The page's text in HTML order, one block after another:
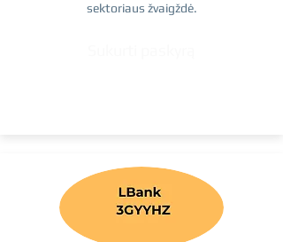
sektoriaus žvaigždė.